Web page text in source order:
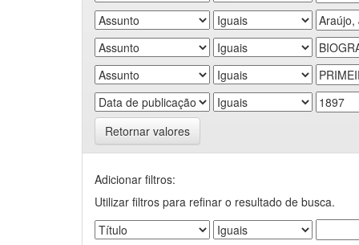
Retornar valores
Adicionar filtros:
Utilizar filtros para refinar o resultado de busca.